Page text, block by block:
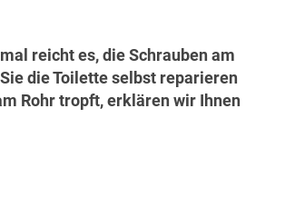
reicht es, die Schrauben am
die Toilette selbst reparieren
Rohr tropft, erklären wir Ihnen